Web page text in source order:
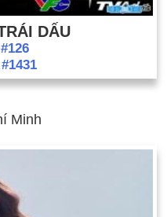
DẤU
#126
#1431
Minh